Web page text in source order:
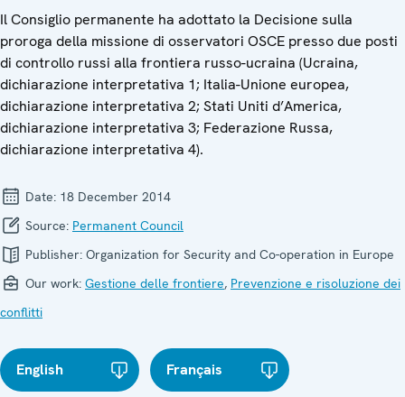
Il Consiglio permanente ha adottato la Decisione sulla
proroga della missione di osservatori OSCE presso due posti
di controllo russi alla frontiera russo-ucraina (Ucraina,
dichiarazione interpretativa 1; Italia-Unione europea,
dichiarazione interpretativa 2; Stati Uniti d’America,
dichiarazione interpretativa 3; Federazione Russa,
dichiarazione interpretativa 4).
Date: 18 December 2014
Source: Permanent Council
Publisher: Organization for Security and Co-operation in Europe
Our work: Gestione delle frontiere, Prevenzione e risoluzione dei
conflitti
English Français